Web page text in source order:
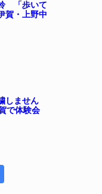
「歩いて
賀・上野中
しません
で体験会